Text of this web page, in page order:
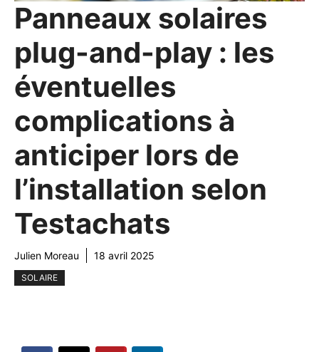
Panneaux solaires
plug-and-play : les
éventuelles
complications à
anticiper lors de
l’installation selon
Testachats
Julien Moreau 18 avril 2025
SOLAIRE